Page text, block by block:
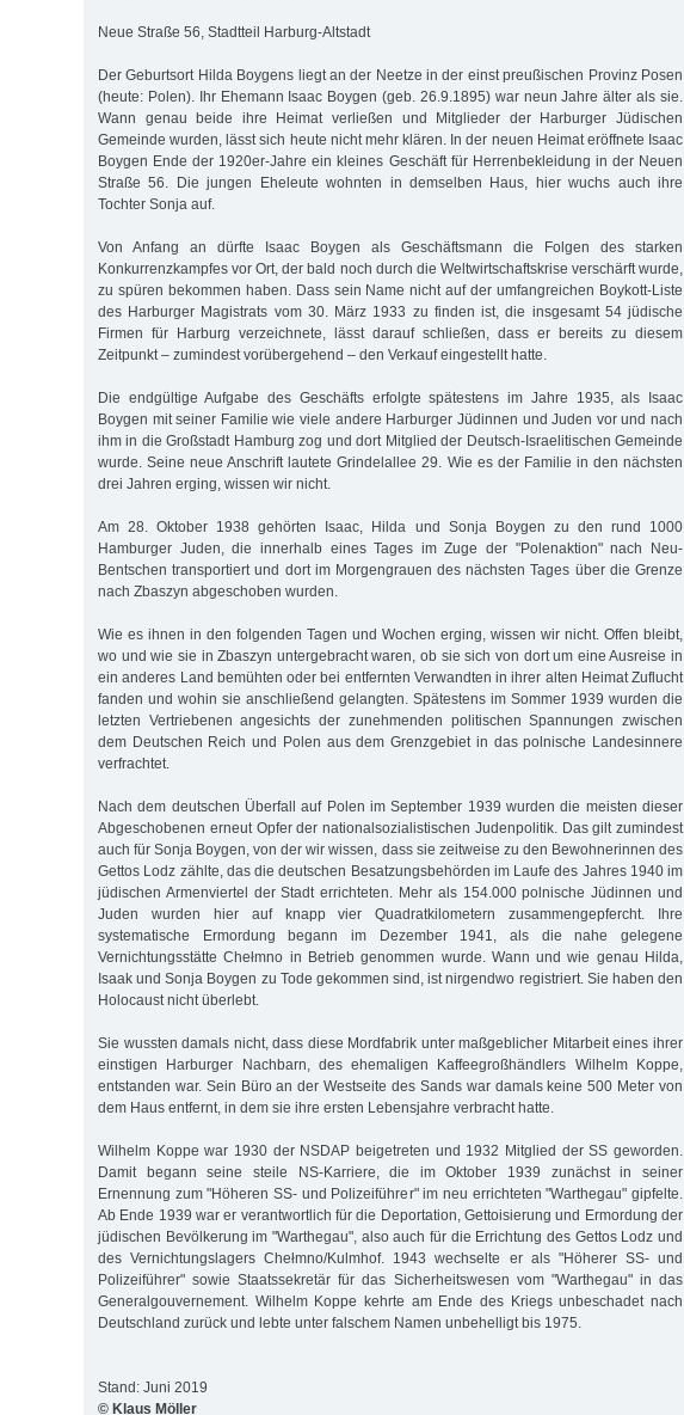
Neue Straße 56, Stadtteil Harburg-Altstadt
Der Geburtsort Hilda Boygens liegt an der Neetze in der einst preußischen Provinz Posen
(heute: Polen). Ihr Ehemann Isaac Boygen (geb. 26.9.1895) war neun Jahre älter als sie.
Wann genau beide ihre Heimat verließen und Mitglieder der Harburger Jüdischen
Gemeinde wurden, lässt sich heute nicht mehr klären. In der neuen Heimat eröffnete Isaac
Boygen Ende der 1920er-Jahre ein kleines Geschäft für Herrenbekleidung in der Neuen
Straße 56. Die jungen Eheleute wohnten in demselben Haus, hier wuchs auch ihre
Tochter Sonja auf.
Von Anfang an dürfte Isaac Boygen als Geschäftsmann die Folgen des starken
Konkurrenzkampfes vor Ort, der bald noch durch die Weltwirtschaftskrise verschärft wurde,
zu spüren bekommen haben. Dass sein Name nicht auf der umfangreichen Boykott-Liste
des Harburger Magistrats vom 30. März 1933 zu finden ist, die insgesamt 54 jüdische
Firmen für Harburg verzeichnete, lässt darauf schließen, dass er bereits zu diesem
Zeitpunkt – zumindest vorübergehend – den Verkauf eingestellt hatte.
Die endgültige Aufgabe des Geschäfts erfolgte spätestens im Jahre 1935, als Isaac
Boygen mit seiner Familie wie viele andere Harburger Jüdinnen und Juden vor und nach
ihm in die Großstadt Hamburg zog und dort Mitglied der Deutsch-Israelitischen Gemeinde
wurde. Seine neue Anschrift lautete Grindelallee 29. Wie es der Familie in den nächsten
drei Jahren erging, wissen wir nicht.
Am 28. Oktober 1938 gehörten Isaac, Hilda und Sonja Boygen zu den rund 1000
Hamburger Juden, die innerhalb eines Tages im Zuge der "Polenaktion" nach Neu-
Bentschen transportiert und dort im Morgengrauen des nächsten Tages über die Grenze
nach Zbaszyn abgeschoben wurden.
Wie es ihnen in den folgenden Tagen und Wochen erging, wissen wir nicht. Offen bleibt,
wo und wie sie in Zbaszyn untergebracht waren, ob sie sich von dort um eine Ausreise in
ein anderes Land bemühten oder bei entfernten Verwandten in ihrer alten Heimat Zuflucht
fanden und wohin sie anschließend gelangten. Spätestens im Sommer 1939 wurden die
letzten Vertriebenen angesichts der zunehmenden politischen Spannungen zwischen
dem Deutschen Reich und Polen aus dem Grenzgebiet in das polnische Landesinnere
verfrachtet.
Nach dem deutschen Überfall auf Polen im September 1939 wurden die meisten dieser
Abgeschobenen erneut Opfer der nationalsozialistischen Judenpolitik. Das gilt zumindest
auch für Sonja Boygen, von der wir wissen, dass sie zeitweise zu den Bewohnerinnen des
Gettos Lodz zählte, das die deutschen Besatzungsbehörden im Laufe des Jahres 1940 im
jüdischen Armenviertel der Stadt errichteten. Mehr als 154.000 polnische Jüdinnen und
Juden wurden hier auf knapp vier Quadratkilometern zusammengepfercht. Ihre
systematische Ermordung begann im Dezember 1941, als die nahe gelegene
Vernichtungsstätte Chełmno in Betrieb genommen wurde. Wann und wie genau Hilda,
Isaak und Sonja Boygen zu Tode gekommen sind, ist nirgendwo registriert. Sie haben den
Holocaust nicht überlebt.
Sie wussten damals nicht, dass diese Mordfabrik unter maßgeblicher Mitarbeit eines ihrer
einstigen Harburger Nachbarn, des ehemaligen Kaffeegroßhändlers Wilhelm Koppe,
entstanden war. Sein Büro an der Westseite des Sands war damals keine 500 Meter von
dem Haus entfernt, in dem sie ihre ersten Lebensjahre verbracht hatte.
Wilhelm Koppe war 1930 der NSDAP beigetreten und 1932 Mitglied der SS geworden.
Damit begann seine steile NS-Karriere, die im Oktober 1939 zunächst in seiner
Ernennung zum "Höheren SS- und Polizeiführer" im neu errichteten "Warthegau" gipfelte.
Ab Ende 1939 war er verantwortlich für die Deportation, Gettoisierung und Ermordung der
jüdischen Bevölkerung im "Warthegau", also auch für die Errichtung des Gettos Lodz und
des Vernichtungslagers Chełmno/Kulmhof. 1943 wechselte er als "Höherer SS- und
Polizeiführer" sowie Staatssekretär für das Sicherheitswesen vom "Warthegau" in das
Generalgouvernement. Wilhelm Koppe kehrte am Ende des Kriegs unbeschadet nach
Deutschland zurück und lebte unter falschem Namen unbehelligt bis 1975.
Stand: Juni 2019
© Klaus Möller